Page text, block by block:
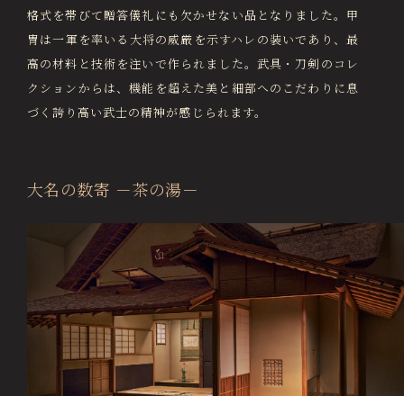
格式を帯びて贈答儀礼にも欠かせない品となりました。甲
冑は一軍を率いる大将の威厳を示すハレの装いであり、最
高の材料と技術を注いで作られました。武具・刀剣のコレ
クションからは、機能を超えた美と細部へのこだわりに息
づく誇り高い武士の精神が感じられます。
大名の数寄 －茶の湯－